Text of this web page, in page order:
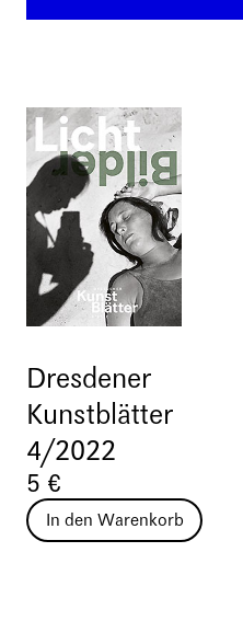
Dresdener
Kunstblätter
4/2022
5 €
In den Warenkorb